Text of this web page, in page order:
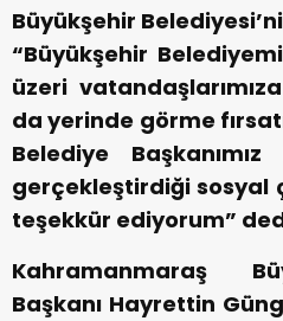
Büyükşehir
“Büyükşehir
üzeri
da yerinde görme
Belediye
gerçekleştirdiği sosyal
teşekkür ediyorum”
Kahramanmaraş
Başkanı Hayrettin